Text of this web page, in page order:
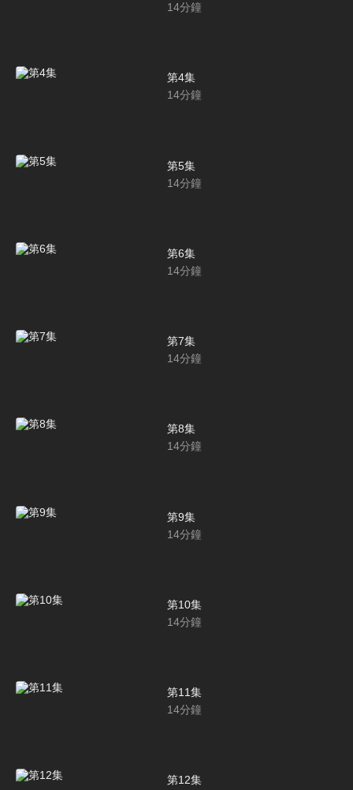
14分鐘
第4集
14分鐘
第5集
14分鐘
第6集
14分鐘
第7集
14分鐘
第8集
14分鐘
第9集
14分鐘
第10集
14分鐘
第11集
14分鐘
第12集